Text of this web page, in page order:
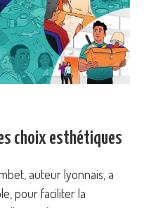
choix esthétiques
auteur lyonnais, a
pour faciliter la